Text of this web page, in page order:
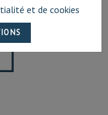
et de cookies